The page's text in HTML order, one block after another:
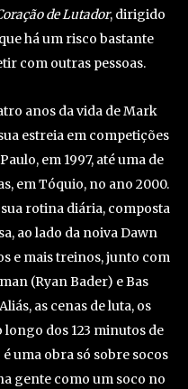
de Lutador, dirigido
há um risco bastante
com outras pessoas.
anos da vida de Mark
estreia em competições
em 1997, até uma de
em Tóquio, no ano 2000.
rotina diária, composta
ao lado da noiva Dawn
e mais treinos, junto com
(Ryan Bader) e Bas
as cenas de luta, os
dos 123 minutos de
uma obra só sobre socos
gente como um soco no